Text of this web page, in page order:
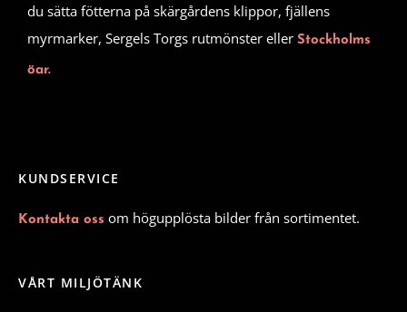
du sätta fötterna på skärgårdens klippor, fjällens
myrmarker, Sergels Torgs rutmönster eller Stockholms
öar.
KUNDSERVICE
Kontakta oss om högupplösta bilder från sortimentet.
VÅRT MILJÖTÄNK